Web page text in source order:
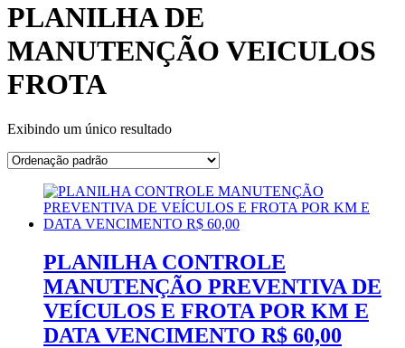
PLANILHA DE
MANUTENÇÃO VEICULOS
FROTA
Exibindo um único resultado
PLANILHA CONTROLE
MANUTENÇÃO PREVENTIVA DE
VEÍCULOS E FROTA POR KM E
DATA VENCIMENTO R$ 60,00